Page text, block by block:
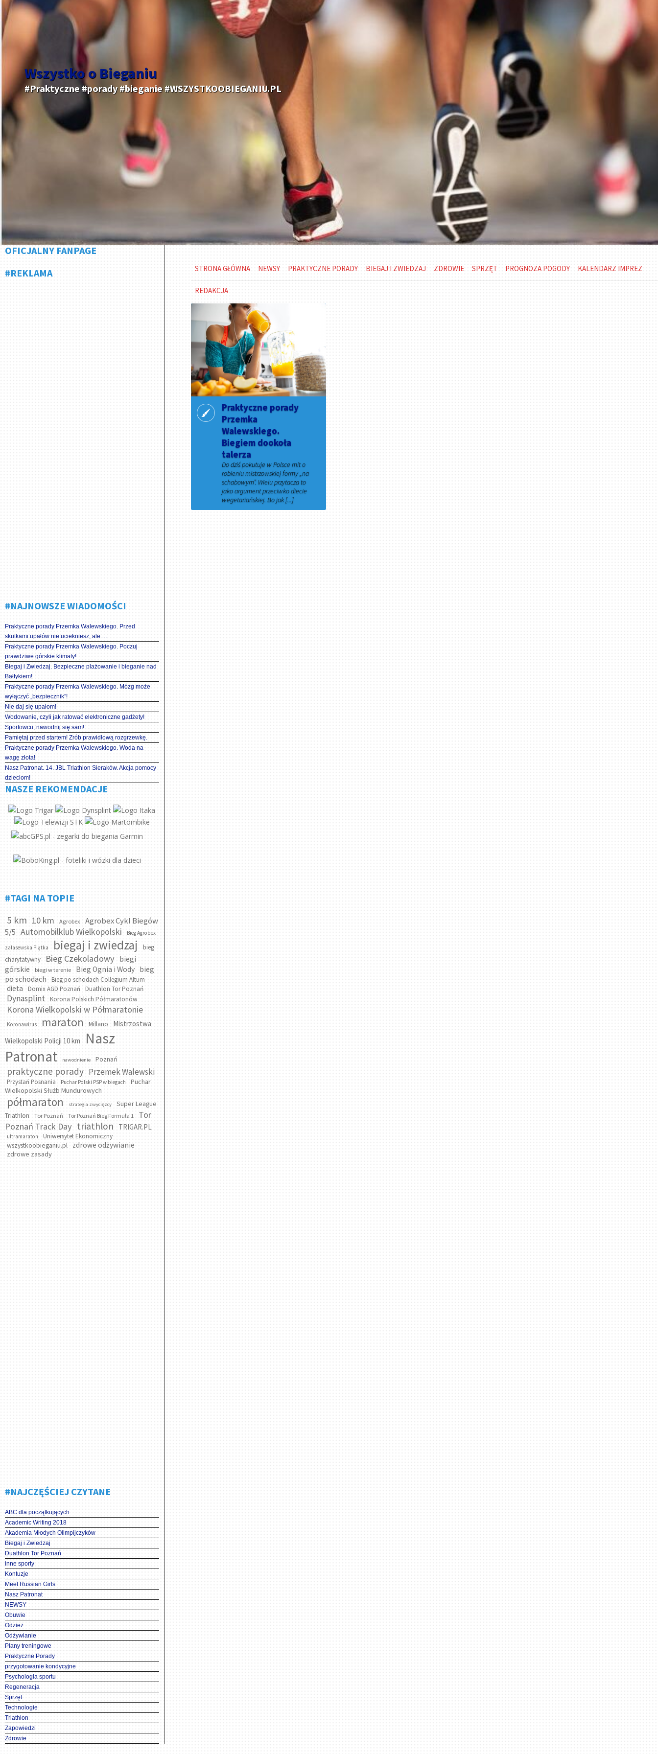
Wszystko o Bieganiu
#Praktyczne #porady #bieganie #WSZYSTKOOBIEGANIU.PL
OFICJALNY FANPAGE
#REKLAMA
#NAJNOWSZE WIADOMOŚCI
Praktyczne porady Przemka Walewskiego. Przed
skutkami upałów nie uciekniesz, ale …
Praktyczne porady Przemka Walewskiego. Poczuj
prawdziwe górskie klimaty!
Biegaj i Zwiedzaj. Bezpieczne plażowanie i bieganie nad
Bałtykiem!
Praktyczne porady Przemka Walewskiego. Mózg może
wyłączyć „bezpiecznik”!
Nie daj się upałom!
Wodowanie, czyli jak ratować elektroniczne gadżety!
Sportowcu, nawodnij się sam!
Pamiętaj przed startem! Zrób prawidłową rozgrzewkę.
Praktyczne porady Przemka Walewskiego. Woda na
wagę złota!
Nasz Patronat. 14. JBL Triathlon Sieraków. Akcja pomocy
dzieciom!
NASZE REKOMENDACJE
#TAGI NA TOPIE
5 km 10 km Agrobex
Agrobex Cykl Biegów
5/5 Automobilklub Wielkopolski Bieg Agrobex
zalasewska Piątka biegaj i zwiedzaj
bieg
charytatywny
Bieg Czekoladowy
biegi
górskie
biegi w terenie Bieg Ognia i Wody bieg
po schodach
Bieg po schodach Collegium Altum
dieta Domix AGD Poznań Duathlon Tor Poznań
Dynasplint Korona Polskich Półmaratonów
Korona Wielkopolski w Półmaratonie
Koronawirus maraton Millano
Mistrzostwa
Wielkopolski Policji 10 km
Nasz
Patronat
nawodnienie Poznań
praktyczne porady Przemek Walewski
Przystań Posnania Puchar Polski PSP w biegach
Puchar
Wielkopolski Służb Mundurowych
półmaraton strategia zwycięzcy
Super League
Triathlon
Tor Poznań Tor Poznań Bieg Formuła 1
Tor
Poznań Track Day triathlon TRIGAR.PL
ultramaraton Uniwersytet Ekonomiczny
wszystkoobieganiu.pl zdrowe odżywianie
zdrowe zasady
#NAJCZĘŚCIEJ CZYTANE
ABC dla początkujących
Academic Writing 2018
Akademia Młodych Olimpijczyków
Biegaj i Zwiedzaj
Duathlon Tor Poznań
inne sporty
Kontuzje
Meet Russian Girls
Nasz Patronat
NEWSY
Obuwie
Odzież
Odżywianie
Plany treningowe
Praktyczne Porady
przygotowanie kondycyjne
Psychologia sportu
Regeneracja
Sprzęt
Technologie
Triathlon
Zapowiedzi
Zdrowie
STRONA GŁÓWNA NEWSY PRAKTYCZNE PORADY BIEGAJ I ZWIEDZAJ ZDROWIE SPRZĘT PROGNOZA POGODY KALENDARZ IMPREZ
REDAKCJA
Praktyczne porady
Przemka
Walewskiego.
Biegiem dookoła
talerza
Do dziś pokutuje w Polsce mit o
robieniu mistrzowskiej formy „na
schabowym”. Wielu przytacza to
jako argument przeciwko diecie
wegetariańskiej. Bo jak [...]